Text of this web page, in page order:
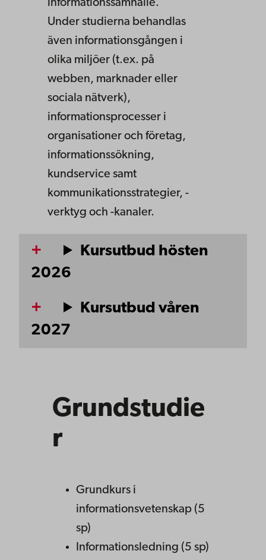
informationssamhälle.
Under studierna behandlas
även informationsgången i
olika miljöer (t.ex. på
webben, marknader eller
sociala nätverk),
informationsprocesser i
organisationer och företag,
informationssökning,
kundservice samt
kommunikationsstrategier, -
verktyg och -kanaler.
Kursutbud hösten
2026
Kursutbud våren
2027
Grundstudie
r
Grundkurs i
informationsvetenskap (5
sp)
Informationsledning (5 sp)